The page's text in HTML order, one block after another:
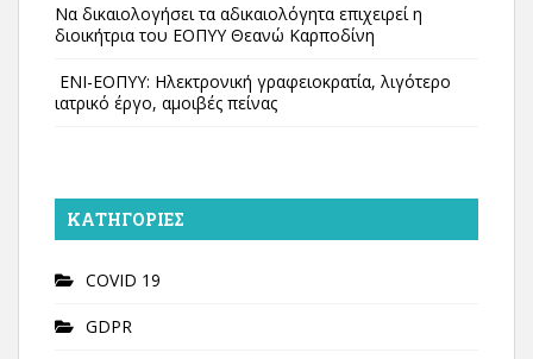
Να δικαιολογήσει τα αδικαιολόγητα επιχειρεί η
διοικήτρια του ΕΟΠΥΥ Θεανώ Καρποδίνη
ΕΝΙ-ΕΟΠΥΥ: Ηλεκτρονική γραφειοκρατία, λιγότερο
ιατρικό έργο, αμοιβές πείνας
KΑΤΗΓΟΡΊΕΣ
COVID 19
GDPR